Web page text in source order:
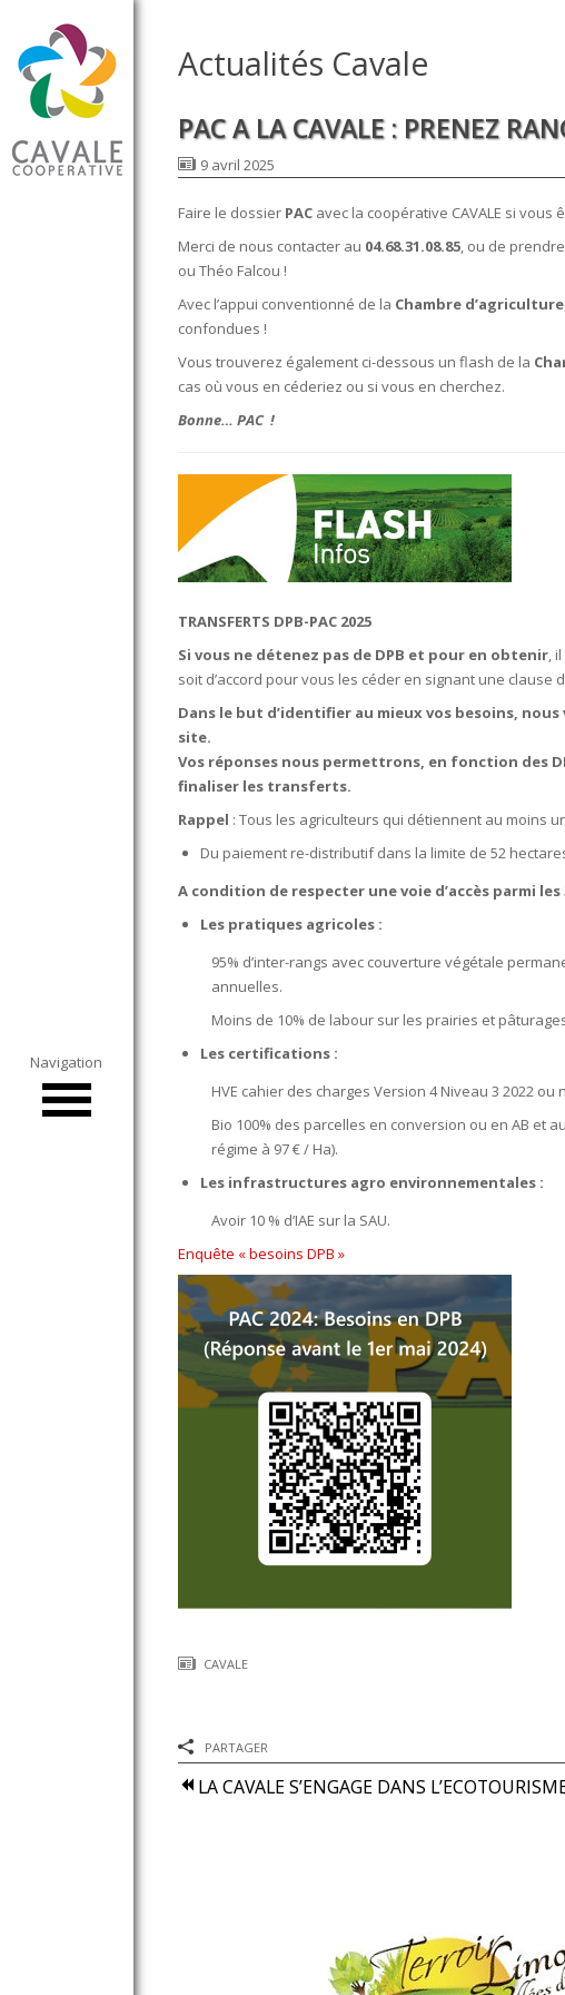
Navigation
Accueil
Cavale
Approvisionnement
Distillerie
Collecte de Céréales
Moulin du Sou
Pyro-gazéification
Actualités
Agenda
Guides techniques
Nous contacter
Actualités Cavale
PAC A LA CAVALE : PRENEZ
9 avril 2025
Faire le dossier PAC avec la coopérative CAVALE si vous
Merci de nous contacter au 04.68.31.08.85, ou de
ou Théo Falcou !
Avec l’appui conventionné de la Chambre d’agriculture
confondues !
Vous trouverez également ci-dessous un flash de la
cas où vous en céderiez ou si vous en cherchez.
Bonne… PAC !
TRANSFERTS DPB-PAC 2025
Si vous ne détenez pas de DPB et pour en obtenir,
soit d’accord pour vous les céder en signant une clause
Dans le but d’identifier au mieux vos besoins,
site.
Vos réponses nous permettrons, en fonction des
finaliser les transferts.
Rappel : Tous les agriculteurs qui détiennent au moins
Du paiement re-distributif dans la limite de 52
A condition de respecter une voie d’accès parmi
Les pratiques agricoles :
95% d’inter-rangs avec couverture végétale
annuelles.
Moins de 10% de labour sur les prairies et
Les certifications :
HVE cahier des charges Version 4 Niveau 3 2022
Bio 100% des parcelles en conversion ou en AB et
régime à 97 € / Ha).
Les infrastructures agro environnementales :
Avoir 10 % d’IAE sur la SAU.
Enquête « besoins DPB »
CAVALE
PARTAGER
LA CAVALE S’ENGAGE DANS